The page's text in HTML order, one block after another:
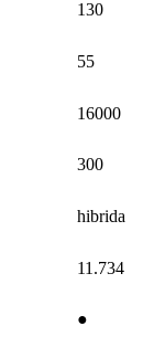
130
55
16000
300
hibrida
11.734
●